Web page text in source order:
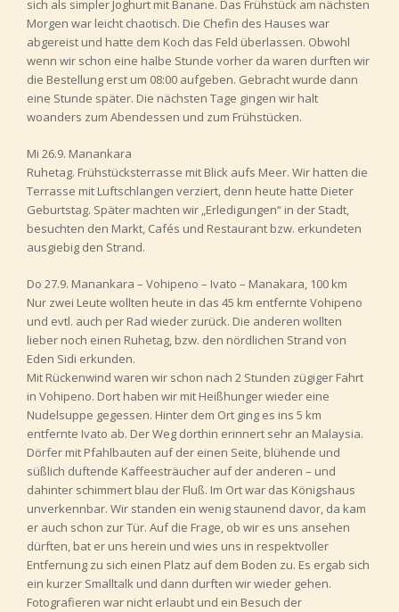
sich als simpler Joghurt mit Banane. Das Frühstück am nächsten
Morgen war leicht chaotisch. Die Chefin des Hauses war
abgereist und hatte dem Koch das Feld überlassen. Obwohl
wenn wir schon eine halbe Stunde vorher da waren durften wir
die Bestellung erst um 08:00 aufgeben. Gebracht wurde dann
eine Stunde später. Die nächsten Tage gingen wir halt
woanders zum Abendessen und zum Frühstücken.
Mi 26.9. Manankara
Ruhetag. Frühstücksterrasse mit Blick aufs Meer. Wir hatten die
Terrasse mit Luftschlangen verziert, denn heute hatte Dieter
Geburtstag. Später machten wir „Erledigungen“ in der Stadt,
besuchten den Markt, Cafés und Restaurant bzw. erkundeten
ausgiebig den Strand.
Do 27.9. Manankara – Vohipeno – Ivato – Manakara, 100 km
Nur zwei Leute wollten heute in das 45 km entfernte Vohipeno
und evtl. auch per Rad wieder zurück. Die anderen wollten
lieber noch einen Ruhetag, bzw. den nördlichen Strand von
Eden Sidi erkunden.
Mit Rückenwind waren wir schon nach 2 Stunden zügiger Fahrt
in Vohipeno. Dort haben wir mit Heißhunger wieder eine
Nudelsuppe gegessen. Hinter dem Ort ging es ins 5 km
entfernte Ivato ab. Der Weg dorthin erinnert sehr an Malaysia.
Dörfer mit Pfahlbauten auf der einen Seite, blühende und
süßlich duftende Kaffeesträucher auf der anderen – und
dahinter schimmert blau der Fluß. Im Ort war das Königshaus
unverkennbar. Wir standen ein wenig staunend davor, da kam
er auch schon zur Tür. Auf die Frage, ob wir es uns ansehen
dürften, bat er uns herein und wies uns in respektvoller
Entfernung zu sich einen Platz auf dem Boden zu. Es ergab sich
ein kurzer Smalltalk und dann durften wir wieder gehen.
Fotografieren war nicht erlaubt und ein Besuch der